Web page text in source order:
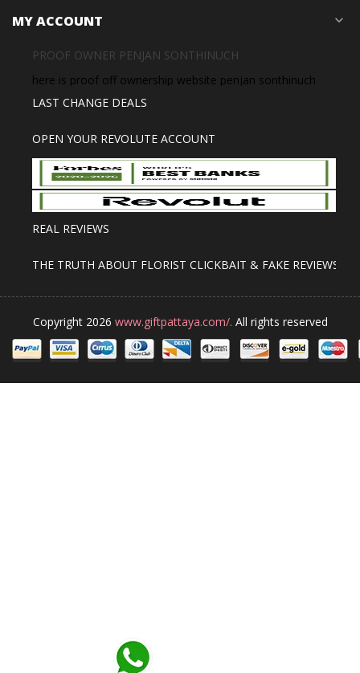
MY ACCOUNT expand_more
PROOF OWNER PENJAN SONTHINUCH
here is proof off ownership website penjan sonthinuch
LAST CHANGE DEALS
OPEN YOUR REVOLUTE ACCOUNT
REAL REVIEWS
THE TRUTH ABOUT FLORIST CLICKBAIT & FAKE REVIEWS
Copyright 2026 www.giftpattaya.com/. All rights reserved